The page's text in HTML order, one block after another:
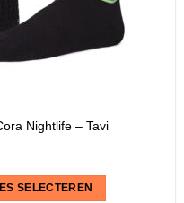
Nightlife – Tavi
SELECTEREN